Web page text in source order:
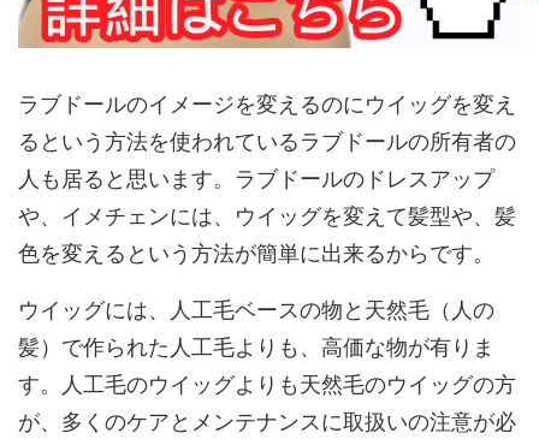
ラブドールのイメージを変えるのにウイッグを変え
るという方法を使われているラブドールの所有者の
人も居ると思います。ラブドールのドレスアップ
や、イメチェンには、ウイッグを変えて髪型や、髪
色を変えるという方法が簡単に出来るからです。
ウイッグには、人工毛ベースの物と天然毛（人の
髪）で作られた人工毛よりも、高価な物が有りま
す。人工毛のウイッグよりも天然毛のウイッグの方
が、多くのケアとメンテナンスに取扱いの注意が必